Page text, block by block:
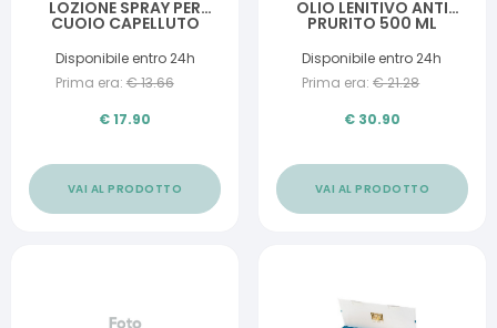
LOZIONE SPRAY PER
CUOIO CAPELLUTO
Disponibile entro 24h
Prima era: €13.66
€17.90
VAI AL PRODOTTO
OLIO LENITIVO ANTI
PRURITO 500 ML
Disponibile entro 24h
Prima era: €21.28
€ 30.90
VAI AL PRODOTTO